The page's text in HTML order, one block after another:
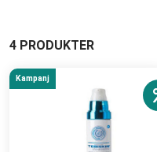
4 PRODUKTER
Kampanj